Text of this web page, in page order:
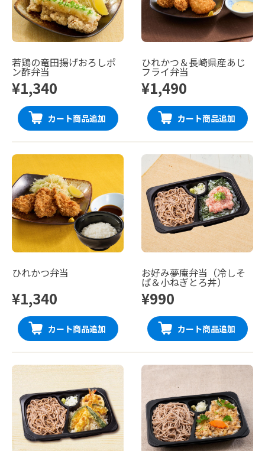
若鶏の竜田揚げおろしポ
ン酢弁当
¥1,340
カート商品追加
ひれかつ＆長崎県産あじ
フライ弁当
¥1,490
カート商品追加
ひれかつ弁当
¥1,340
カート商品追加
お好み夢庵弁当（冷しそ
ば＆小ねぎとろ丼）
¥990
カート商品追加